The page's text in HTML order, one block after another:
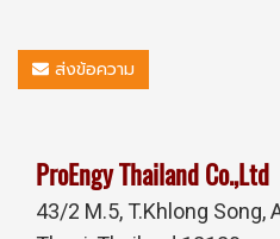
ส่งข้อความ
ProEngy Thailand Co.,Ltd
43/2 M.5, T.Khlong Song,